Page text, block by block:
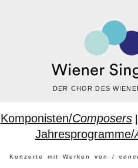
DER CHOR DES
Komponisten/Composers|
Jahresprogramme/
Konzerte mit Werken von /